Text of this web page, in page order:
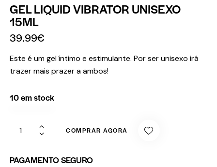
GEL LIQUID VIBRATOR UNISEXO
15ML
39.99€
Este é um gel íntimo e estimulante. Por ser unisexo irá
trazer mais prazer a ambos!
10 em stock
COMPRAR AGORA
PAGAMENTO SEGURO